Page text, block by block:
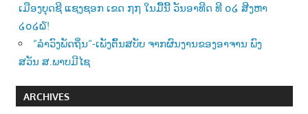
ເມືອງບຸດຊີ ແຊງຊອກ ເຂດ ໗໗ ໃນມື້ນີ້ ວັນອາທີດ ທີ ໐໒ ສີງຫາ
໒໐໒໖!
“ລຳວົງພັດຖິ່ນ“-ເພັງຕົ້ນສບັບ ຈາກຜົນງານຂອງອາຈານ ພົງ
ສວັນ ສ.ພາບມີໄຊ
ARCHIVES